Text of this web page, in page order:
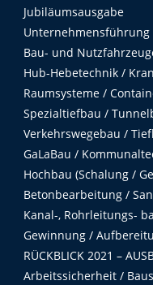
Jubiläumsausgabe
Unternehmensführung
Bau- und
Hub-Hebetechnik /
Raumsysteme /
Spezialtiefbau /
Verkehrswegebau /
GaLaBau /
Hochbau (Schalung /
Betonbearbeitung /
Kanal-, Rohrleitungs-
Gewinnung /
RÜCKBLICK 2021 –
Arbeitssicherheit /